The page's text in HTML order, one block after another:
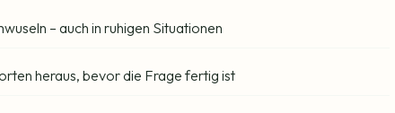
– auch in ruhigen Situationen
heraus, bevor die Frage fertig ist